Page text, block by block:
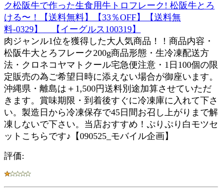
ク松阪牛で作った生食用牛トロフレーク! 松阪牛とろ
ける〜！【送料無料】【33％OFF】【送料無
料-0329】 【イーグルス100319】
肉ジャンル1位を獲得した大人気商品！！商品内容・
松阪牛大とろフレーク200g商品形態・生冷凍配送方
法・クロネコヤマトクール宅急便注意・1日100個の限
定販売の為ご希望日時に添えない場合が御座います。
沖縄県・離島は＋1,500円送料別途加算させていただ
きます。賞味期限・到着後すぐに冷凍庫に入れて下さ
い。製造日から冷凍保存で45日間お召し上がりまで解
凍しないで下さい。当店おすすめ！ぷりぷり白モツセ
ットこちらです♪【090525_モバイル企画】
評価: